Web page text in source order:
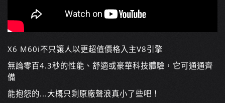
X6 M60i不只讓人以更超值價格入主V8引擎
無論零百4.3秒的性能、舒適或豪華科技體驗，它可通通齊
備
能抱怨的...大概只剩原廠聲浪真小了些吧！